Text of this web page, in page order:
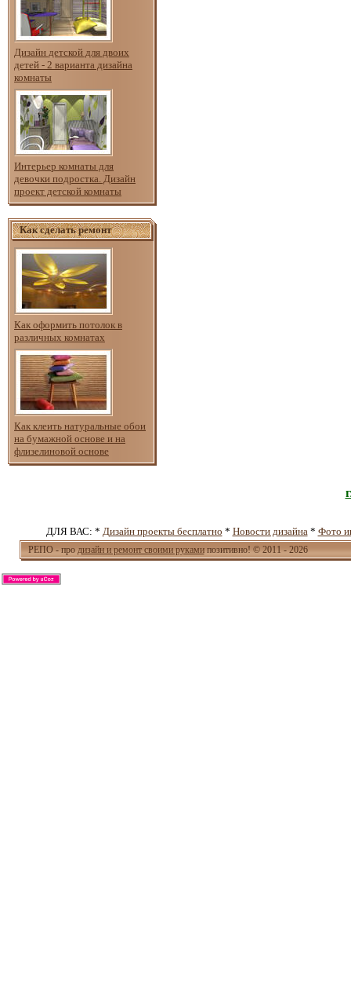
Дизайн детской для двоих
детей - 2 варианта дизайна
комнаты
Интерьер комнаты для
девочки подростка. Дизайн
проект детской комнаты
Как сделать ремонт
Как оформить потолок в
различных комнатах
Как клеить натуральные обои
на бумажной основе и на
флизелиновой основе
ДЛЯ ВАС: * Дизайн проекты бесплатно * Новости дизайна * Фото
РЕПО - про дизайн и ремонт своими рукамипозитивно! © 2011 - 2026